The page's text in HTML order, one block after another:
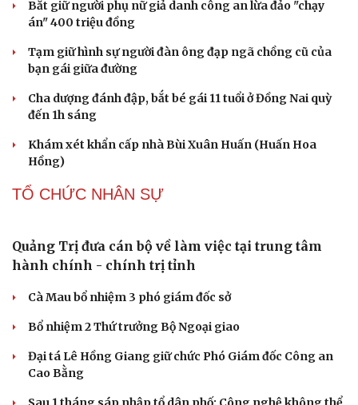
Ký kết hợp tác đăng cai Vòng chung kết Giải Vô địch
Golf nghiệp dư thế giới 2027
CÔNG NGHỆ
Thành lập Khu Công nghệ cao tỉnh Hưng Yên
quy mô hơn 496ha
Phê duyệt Chương trình KHCN và đổi mới sáng tạo quốc
gia về công nghệ chiến lược
Nguy cơ mất tài khoản Microsoft chỉ vì kết nối mạng Wi-
Fi khách sạn
Một việc nhiều gia đình bỏ quên có thể khiến điện mặt
trời giảm tới 40% hiệu suất
Bàn giao nhóm đối tượng bị Interpol truy nã đỏ,